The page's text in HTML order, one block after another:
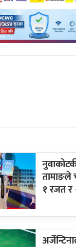
तामाङले
१ रजत